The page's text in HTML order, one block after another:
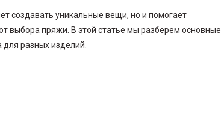
создавать уникальные вещи, но и помогает
выбора пряжи. В этой статье мы разберем основные
разных изделий.